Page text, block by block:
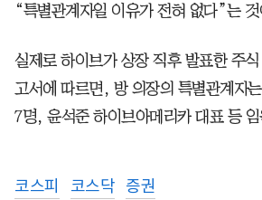
“특별관계자일 이유가 전혀 없다”는
실제로 하이브가 상장 직후 발표한 주
고서에 따르면, 방 의장의 특별관계자
7명, 윤석준 하이브아메리카 대표 등
코스피 코스닥 증권